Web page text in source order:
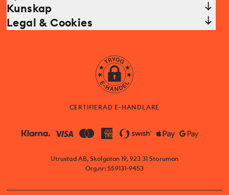
Kunskap
Legal & Cookies
CERTIFIERAD E-HANDLARE
Utrustad AB, Skolgatan 19, 923 31 Storuman
Org.nr: 559131-9453